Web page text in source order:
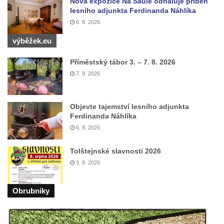
Pomník obětem válek před hřbitovem v
Hostíně u Vojkovic
Kenotaf Václava Floriána na hřbitově v
Lužci nad Vltavou
Kenotaf Miloslava Švice na hřbitově v Lužci
nad Vltavou
Hrob Václava Kufnera na hřbitově v Lužci
nad Vltavou
Pomník vojákům Rudé armády na hřbitově
v Lužci nad Vltavou
Pomník Ladislava Sedláčka a Karla Pelce u
silnice severně od Lužce nad Vltavou
Kenotaf Alfeda Harnische na hřbitově v
Hrobčicích
Pomník obětem válek v Hrobčicích
lesního adjunkta Ferdinanda Náhlíka
6. 8. 2026
výběžek.eu
Příměstský tábor 3. – 7. 8. 2026
7. 8. 2026
Objevte tajemství lesního adjunkta
Ferdinanda Náhlíka
6. 8. 2026
Tolštejnské slavnosti 2026
3. 8. 2026
Obrubniky